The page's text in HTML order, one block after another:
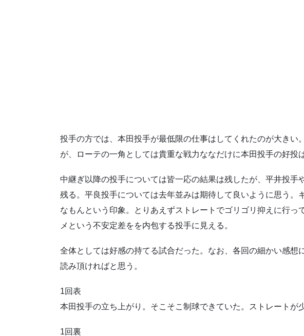
投手の方では、本田投手が最低限の仕事はしてくれたのが大きい
が、ローテの一角としては貴重な戦力ななだけに本田投手の好投
中継ぎ以降の投手については皆一応の結果は残したが、平井投手
残る。平良投手については去年並みは期待して良いように思う。
なもんという印象。とりあえずストレートでゴリゴリ抑えに行っ
メという不安定差をを内包する投手に見える。
全体としては好感の持てる試合だった。なお、各回の細かい感想
読み頂ければと思う。
1回表
本田投手の立ち上がり。そこそこ制球できていた。ストレートが
1回裏